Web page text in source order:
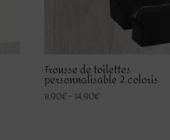
Trousse de toilettes
personnalisable 2 coloris
11.90€–14.90€